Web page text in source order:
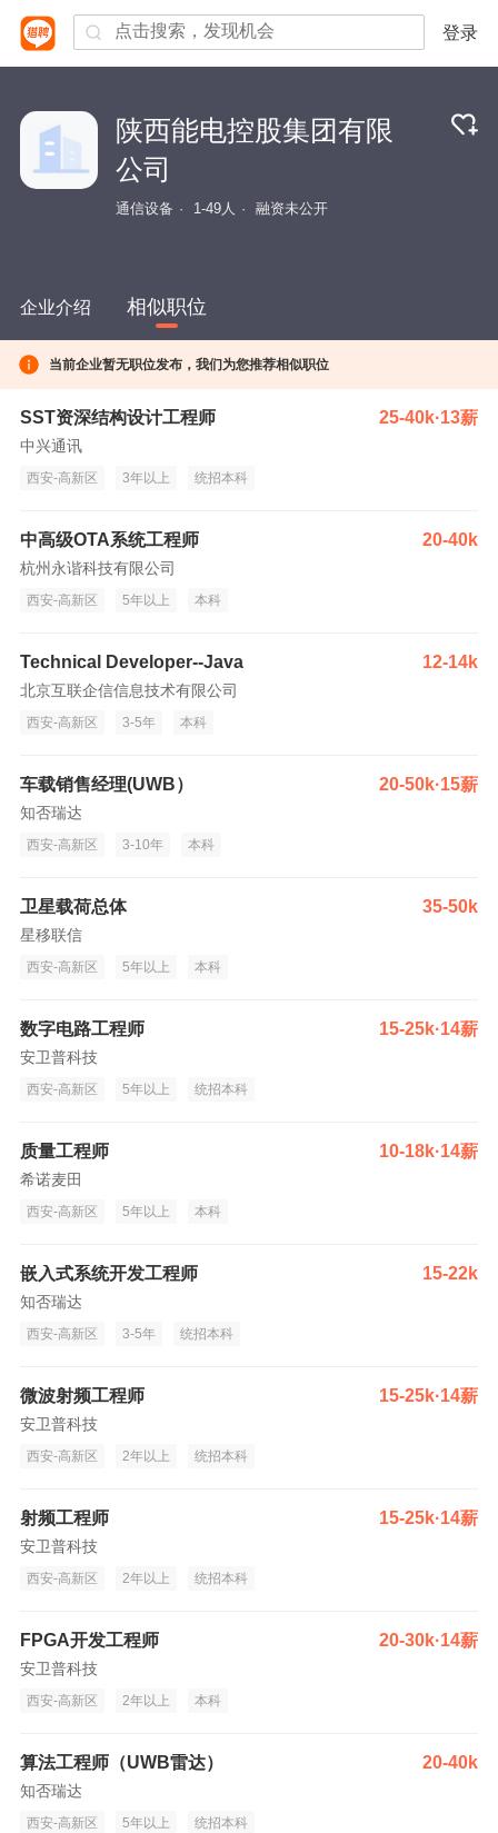
登录
陕西能电控股集团有限
公司
通信设备 1-49人 融资未公开
企业介绍 相似职位
当前企业暂无职位发布，我们为您推荐相似职位
SST资深结构设计工程师 25-40k·13薪
中兴通讯
西安-高新区 3年以上 统招本科
中高级OTA系统工程师 20-40k
杭州永谐科技有限公司
西安-高新区 5年以上 本科
Technical Developer--Java 12-14k
北京互联企信信息技术有限公司
西安-高新区 3-5年 本科
车载销售经理(UWB） 20-50k·15薪
知否瑞达
西安-高新区 3-10年 本科
卫星载荷总体 35-50k
星移联信
西安-高新区 5年以上 本科
数字电路工程师 15-25k·14薪
安卫普科技
西安-高新区 5年以上 统招本科
质量工程师 10-18k·14薪
希诺麦田
西安-高新区 5年以上 本科
嵌入式系统开发工程师 15-22k
知否瑞达
西安-高新区 3-5年 统招本科
微波射频工程师 15-25k·14薪
安卫普科技
西安-高新区 2年以上 统招本科
射频工程师 15-25k·14薪
安卫普科技
西安-高新区 2年以上 统招本科
FPGA开发工程师 20-30k·14薪
安卫普科技
西安-高新区 2年以上 本科
算法工程师（UWB雷达） 20-40k
知否瑞达
西安-高新区 5年以上 统招本科